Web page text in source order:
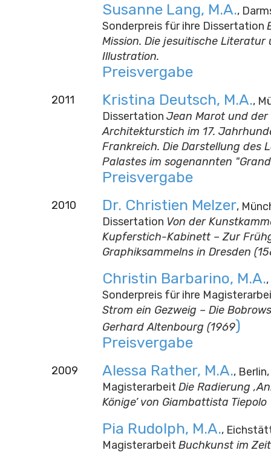
Susanne Lang, M.A.,
Sonderpreis für ihre Dissertation
Mission. Die jesuitische Literatur
Illustration.
Preisvergabe
2011 Kristina Deutsch, M.A.,
Dissertation Jean Marot und der
Architekturstich im 17.
Frankreich. Die Darstellung des
Palastes im sogenannten
Preisvergabe
2010 Dr. Christien Melzer,
Dissertation Von der
Kupferstich-Kabinett – Zur
Graphiksammelns in Dresden
Christin Barbarino, M.A.
Sonderpreis für ihre
Strom ein Gezweig – Die
Gerhard Altenbourg (1969)
Preisvergabe
2009 Alessa Rather, M.A.,
Magisterarbeit Die Radierung
Könige’ von Giambattista Tiepolo
Pia Rudolph, M.A.,
Magisterarbeit Buchkunst im